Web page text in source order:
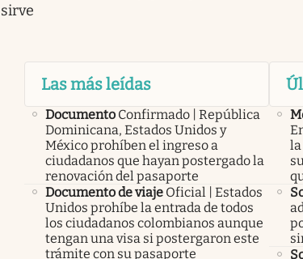
sirve
Las más leídas
Documento Confirmado | República
Dominicana, Estados Unidos y
México prohíben el ingreso a
ciudadanos que hayan postergado la
renovación del pasaporte
Documento de viaje Oficial | Estados
Unidos prohíbe la entrada de todos
los ciudadanos colombianos aunque
tengan una visa si postergaron este
trámite con su pasaporte